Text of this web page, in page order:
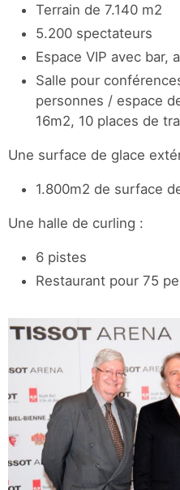
Terrain de 7.140 m2
5.200 spectateurs
Espace VIP avec bar,
Salle pour
personnes / espace
16m2, 10 places de
Une surface de glace
1.800m2 de surface
Une halle de curling :
6 pistes
Restaurant pour 75